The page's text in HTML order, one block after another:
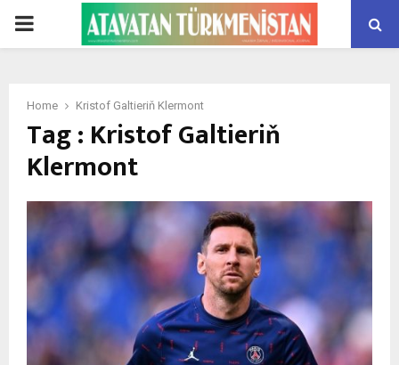
PRIMARY
Home Kristof Galtieriň Klermont
Tag : Kristof Galtieriň
Klermont